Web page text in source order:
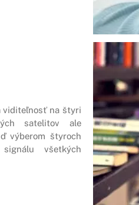
viditeľnosť na štyri
satelitov ale
výberom štyroch
všetkých